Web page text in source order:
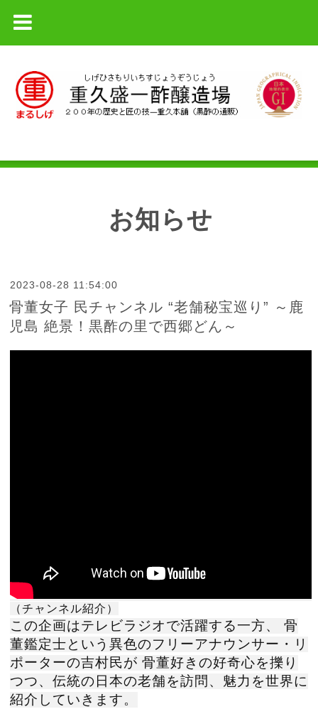
お知らせ
2023-08-28 11:54:00
骨董女子 民チャンネル “老舗秘宝巡り” ～鹿
児島 絶景！黒酢の里で西郷どん～
（チャンネル紹介）
この企画はテレビラジオで活躍する一方、 骨
董鑑定士という異色のフリーアナウンサー・リ
ポーターの吉村民が 骨董好きの好奇心を擽り
つつ、伝統の日本の老舗を訪問、魅力を世界に
紹介していきます。